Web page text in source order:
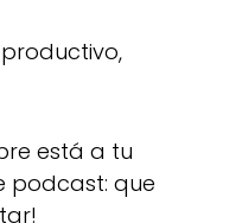
está a tu
podcast: que